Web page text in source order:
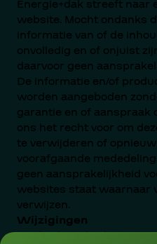
Energie+dak streeft naar
website. Mocht ondanks
informatie van of de
onvolledig en of onjuist
daarvoor geen
De informatie en/of
worden aangeboden
garantie en of aanspraak
ons het recht voor om
te verwijderen of
voorafgaande
geen aansprakelijkheid
websites staat waarnaar
verwijzen.
Wijzigingen
Mocht deze disclaimer